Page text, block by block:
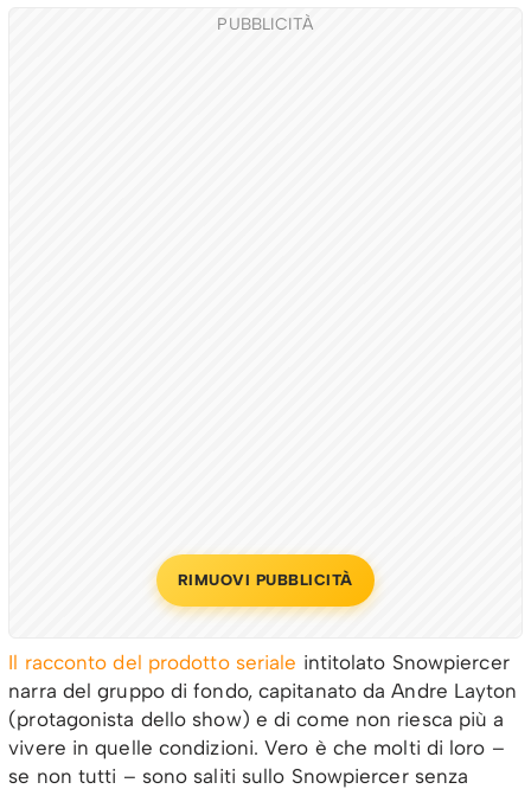
PUBBLICITÀ
RIMUOVI PUBBLICITÀ
Il racconto del prodotto seriale intitolato Snowpiercer
narra del gruppo di fondo, capitanato da Andre Layton
(protagonista dello show) e di come non riesca più a
vivere in quelle condizioni. Vero è che molti di loro –
se non tutti – sono saliti sullo Snowpiercer senza